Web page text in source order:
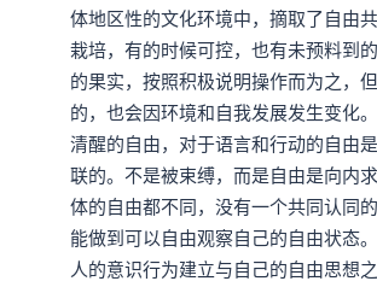
体地区性的文化环境中，摘取了自由
栽培，有的时候可控，也有未预料到
的果实，按照积极说明操作而为之，
的，也会因环境和自我发展发生变化
清醒的自由，对于语言和行动的自由
联的。不是被束缚，而是自由是向内
体的自由都不同，没有一个共同认同
能做到可以自由观察自己的自由状态
人的意识行为建立与自己的自由思想